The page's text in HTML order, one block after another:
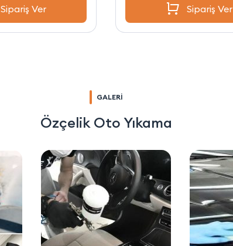
Sipariş Ver Sipariş Ver
GALERİ
Özçelik Oto Yıkama